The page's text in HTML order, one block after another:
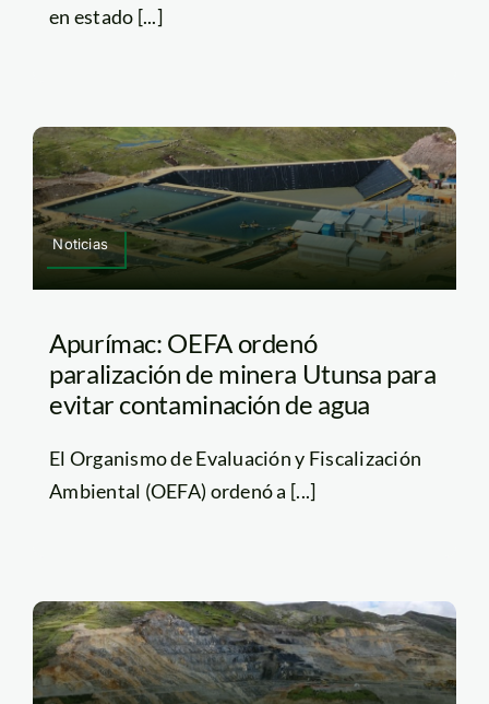
en estado [...]
Noticias
Apurímac: OEFA ordenó
paralización de minera Utunsa para
evitar contaminación de agua
El Organismo de Evaluación y Fiscalización
Ambiental (OEFA) ordenó a [...]